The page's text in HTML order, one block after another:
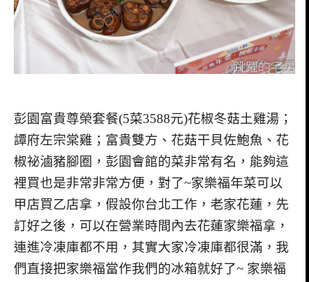
彭園富貴尊榮套餐(5菜3588元)花椒冬菇土雞湯；
譚府左宗棠雞；富貴雙方、花菇干貝佐鮑魚、花
椒祕滷豬腳圈，彭園會館的菜非常有名，能夠這
裡買也是非常非常方便，對了~家樂福年菜可以
甲店買乙店拿，假設你台北工作，老家花蓮，先
訂好之後，可以在營業時間內去花蓮家樂福拿，
連進冷凍庫都不用，其實大家冷凍庫都很滿，我
們直接把家樂福當作我們的冰箱就好了~ 家樂福